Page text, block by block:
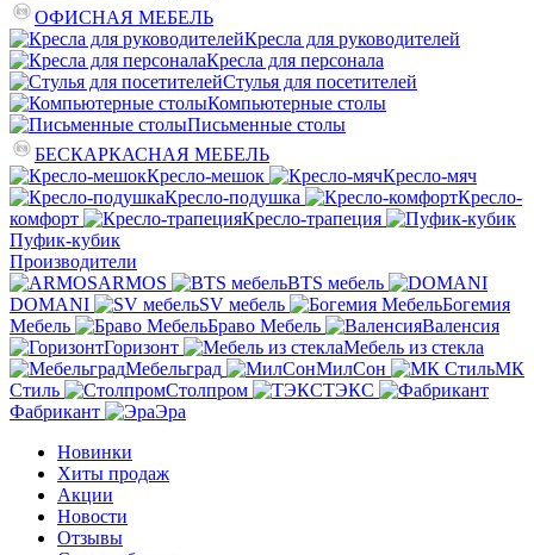
ОФИСНАЯ МЕБЕЛЬ
Кресла для руководителей
Кресла для персонала
Стулья для посетителей
Компьютерные столы
Письменные столы
БЕСКАРКАСНАЯ МЕБЕЛЬ
Кресло-мешок
Кресло-мяч
Кресло-подушка
Кресло-
комфорт
Кресло-трапеция
Пуфик-кубик
Производители
ARMOS
BTS мебель
DOMANI
SV мебель
Богемия
Мебель
Браво Мебель
Валенсия
Горизонт
Мебель из стекла
Мебельград
МилСон
МК
Стиль
Столпром
ТЭКС
Фабрикант
Эра
Новинки
Хиты продаж
Акции
Новости
Отзывы